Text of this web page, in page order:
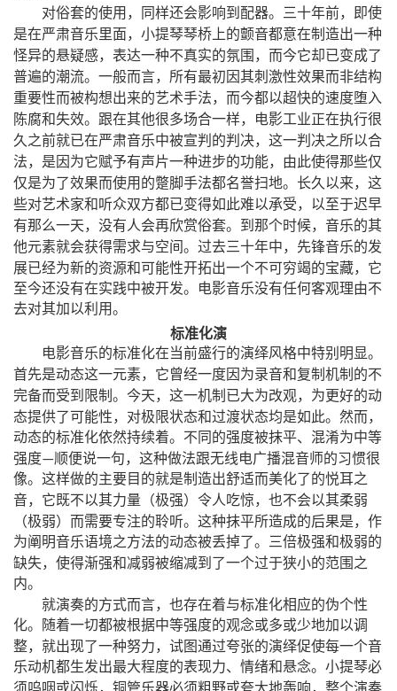
对俗套的使用 ， 同样还会影响到配器。三十年前，
即使
是在严肃音乐里面， 小提琴琴桥上的颤音都意在制造出一种
怪异的悬疑感， 表达一种不真实的氛围 ，
而今它却已变成了
普遍的潮流。一般而言，
所有最初因其刺激性效果而非结构
重要性而被构想出来的艺术手法，
而今都以超快的速度堕入
陈腐和失效。跟在其他很多场合一样，
电影工业正在执行很
久之前就已在严肃音乐中被宣判的判决， 这一判决之所以合
法， 是因为它赋予有声片一种进步的功能，
由此使得那些仅
仅是为了效果而使用的蹩脚手法都名誉扫地。长久以来， 这
些对艺术家和听众双方都已变得如此难以承受，
以至于迟早
有那么一天， 没有人会再欣赏俗套。到那个时候， 音乐的其
他元素就会获得需求与空间。过去三十年中，
先锋音乐的发
展已经为新的资源和可能性开拓出一个不可穷竭的宝藏，
它
至今还没有在实践中被开发。电影音乐没有任何客观理由不
去对其加以利用。
标准化演
电影音乐的标准化在当前盛行的演绎风格中特别明显。
首先是动态这一元素，
它曾经一度因为录音和复制机制的不
完备而受到限制。今天， 这一机制已大为改观，
为更好的动
态提供了可能性， 对极限状态和过渡状态均是如此。然而，
动态的标准化依然持续着。不同的强度被抹平、混淆为中等
强度—顺便说一句， 这种做法跟无线电广播混音师的习惯很
像。这样做的主要目的就是制造出舒适而美化了的悦耳之
音， 它既不以其力量 （极强） 令人吃惊， 也不会以其柔弱
（极弱） 而需要专注的聆听。这种抹平所造成的后果是， 作
为阐明音乐语境之方法的动态被丢掉了。三倍极强和极弱的
缺失， 使得渐强和减弱被缩减到了一个过于狭小的范围之
内。
就演奏的方式而言， 也存在着与标准化相应的伪个性
化。随着一切都被根据中等强度的观念或多或少地加以调
整， 就出现了一种努力， 试图通过夸张的演绎促使每一个音
乐动机都生发出最大程度的表现力、情绪和悬念。小提琴必
须呜咽或闪烁， 铜管乐器必须粗野或夸大地轰响， 整个演奏